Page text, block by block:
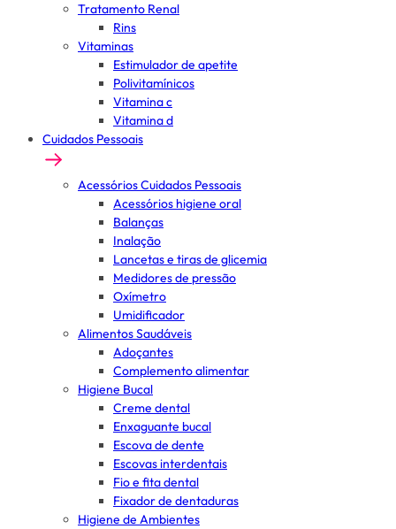
Tratamento Renal
Rins
Vitaminas
Estimulador de apetite
Polivitamínicos
Vitamina c
Vitamina d
Cuidados Pessoais
Acessórios Cuidados Pessoais
Acessórios higiene oral
Balanças
Inalação
Lancetas e tiras de glicemia
Medidores de pressão
Oxímetro
Umidificador
Alimentos Saudáveis
Adoçantes
Complemento alimentar
Higiene Bucal
Creme dental
Enxaguante bucal
Escova de dente
Escovas interdentais
Fio e fita dental
Fixador de dentaduras
Higiene de Ambientes